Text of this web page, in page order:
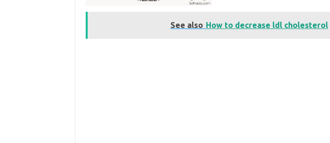
See also How to decrease ldl cholesterol